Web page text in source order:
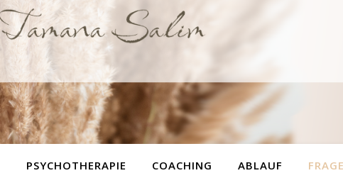
PSYCHOTHERAPIE COACHING ABLAUF